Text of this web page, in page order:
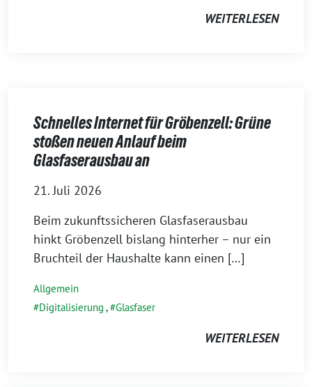
WEITERLESEN
Schnelles Internet für Gröbenzell: Grüne
stoßen neuen Anlauf beim
Glasfaserausbau an
21. Juli 2026
Beim zukunftssicheren Glasfaserausbau
hinkt Gröbenzell bislang hinterher – nur ein
Bruchteil der Haushalte kann einen […]
Allgemein
Digitalisierung , Glasfaser
WEITERLESEN